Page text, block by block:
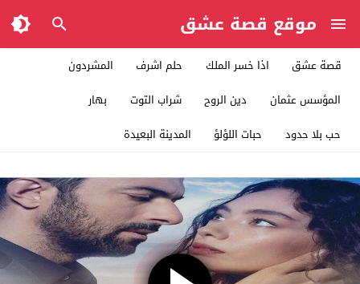
موقع قصة عشق
قصة عشق اذا خسر الملك حلم اشرف
المشردون
المؤسس عثمان
دين الروح شراب التوت
بهار
حب بلا حدود
حبات اللؤلؤ المدينة البعيدة